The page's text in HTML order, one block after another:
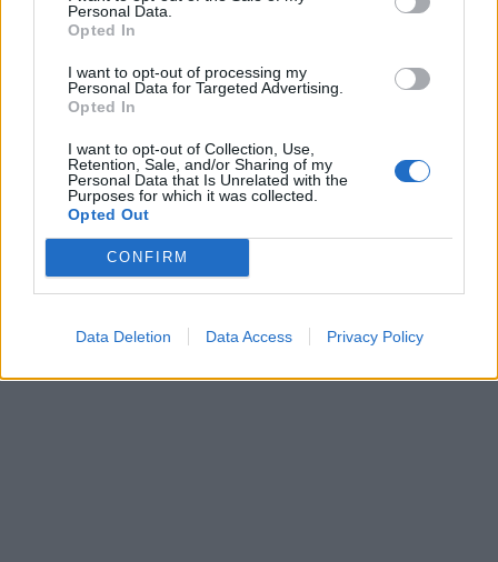
Personal Data.
Opted In
I want to opt-out of processing my
Personal Data for Targeted Advertising.
Opted In
I want to opt-out of Collection, Use,
Retention, Sale, and/or Sharing of my
Personal Data that Is Unrelated with the
Purposes for which it was collected.
Opted Out
CONFIRM
Data Deletion Data Access Privacy Policy
Η Ferryscanner στις
ταχύτερα αναπτυσσόμενες
εταιρείες της Ευρώπης
σύμφωνα με τους
Financial Times
12/03/2024 - 15:19
Συμμετοχή της «Σαμαράς
& Συνεργάτες Α.Ε» στην
οικιστική ανάπτυξη «Little